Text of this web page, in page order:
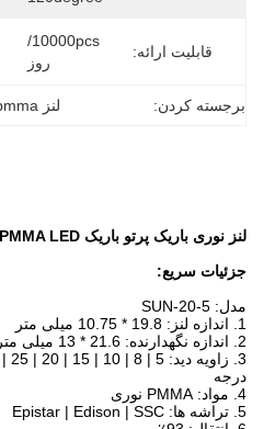
قابلیت ارائه:
10000pcs/
روز
برجسته کردن: لنز pmma
لنز نوری باریک پرتو باریک PMMA LED برای چراغهای مشعل LED
جزئیات سریع:
مدل: SUN-20-5
1. اندازه لنز: 19.8 * 10.75 میلی متر
2. اندازه نگهدارنده: 21.6 * 13 میلی متر
درجه
4. مواد: PMMA نوری
5. تراشه ها: Epistar | Edison | SSC